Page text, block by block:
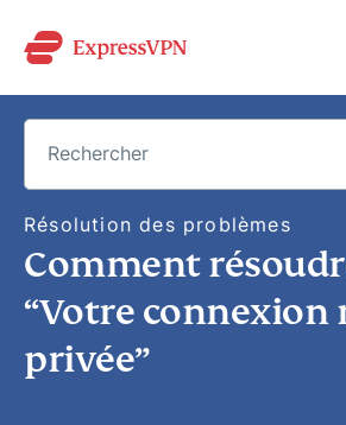
Résolution des problèmes
Comment
“Votre connexion
privée”
R
e
c
h
r
c
h
e